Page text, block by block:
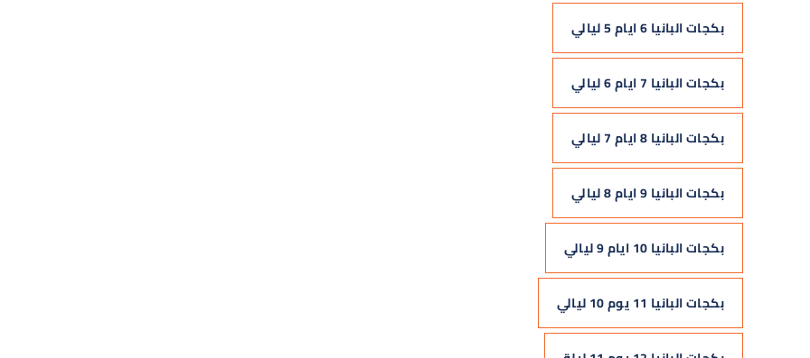
بكجات البانيا 6 ايام 5 ليالي
بكجات البانيا 7 ايام 6 ليالي
بكجات البانيا 8 ايام 7 ليالي
بكجات البانيا 9 ايام 8 ليالي
بكجات البانيا 10 ايام 9 ليالي
بكجات البانيا 11 يوم 10 ليالي